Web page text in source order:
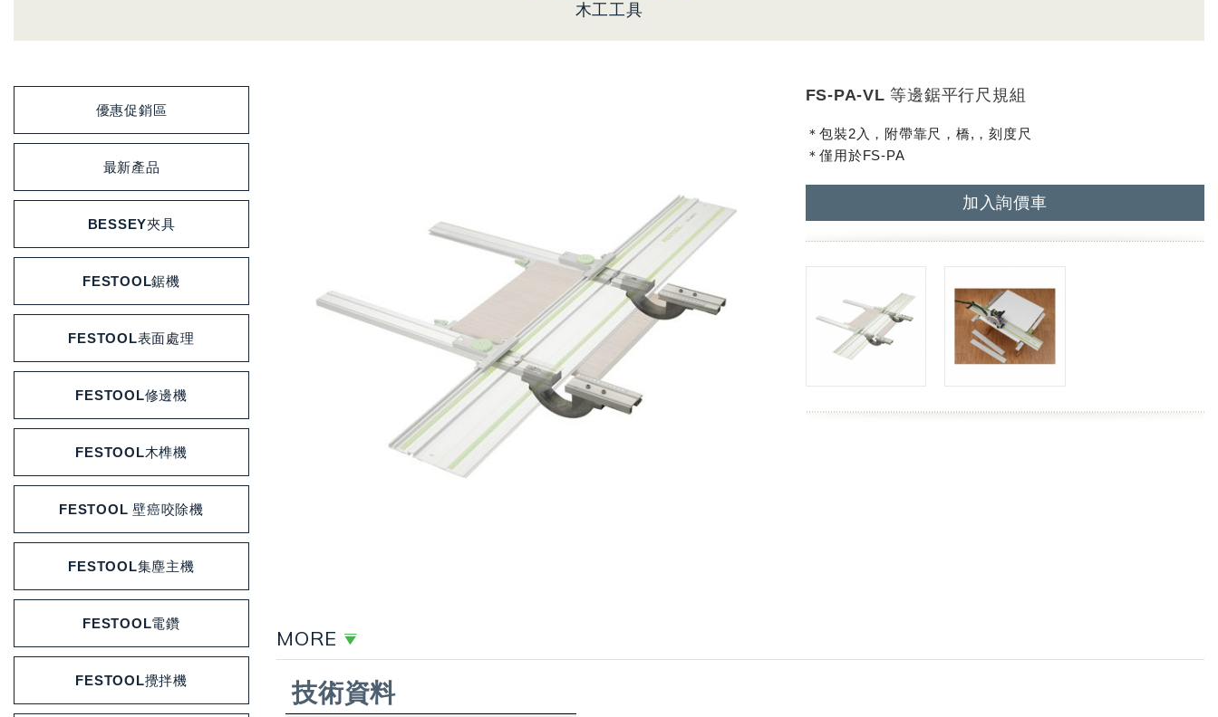
木工工具
優惠促銷區
最新產品
BESSEY夾具
FESTOOL鋸機
FESTOOL表面處理
FESTOOL修邊機
FESTOOL木榫機
FESTOOL 壁癌咬除機
FESTOOL集塵主機
FESTOOL電鑽
FESTOOL攪拌機
FS-PA-VL 等邊鋸平行尺規組
＊包裝2入，附帶靠尺，橋,，刻度尺
＊僅用於FS-PA
加入詢價車
MORE
技術資料